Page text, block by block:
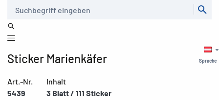
Sprache
Sticker Marienkäfer
Art.-Nr.
5439
Inhalt
3 Blatt / 111 Sticker